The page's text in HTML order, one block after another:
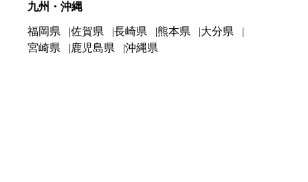
九州・沖縄
福岡県 佐賀県 長崎県 熊本県
大分県
宮崎県
鹿児島県 沖縄県